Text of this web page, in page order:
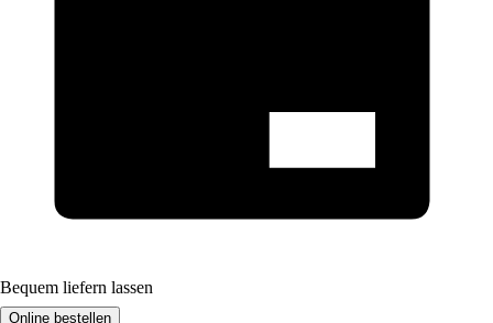
Bequem liefern lassen
Online bestellen